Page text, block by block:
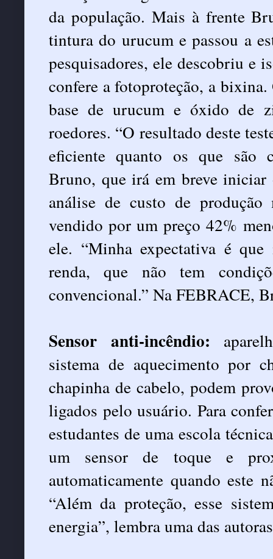
da população. Mais à frente
tintura do urucum e passou a
pesquisadores, ele descobriu
confere a fotoproteção, a
base de urucum e óxido de
roedores. “O resultado deste
eficiente quanto os que são
Bruno, que irá em breve iniciar
análise de custo de
vendido por um preço 42%
ele. “Minha expectativa é
renda, que não tem
convencional.” Na FEBRACE,
Sensor anti-incêndio:
sistema de aquecimento por
chapinha de cabelo, podem
ligados pelo usuário. Para
estudantes de uma escola
um sensor de toque e
automaticamente quando este
“Além da proteção, esse
energia”, lembra uma das